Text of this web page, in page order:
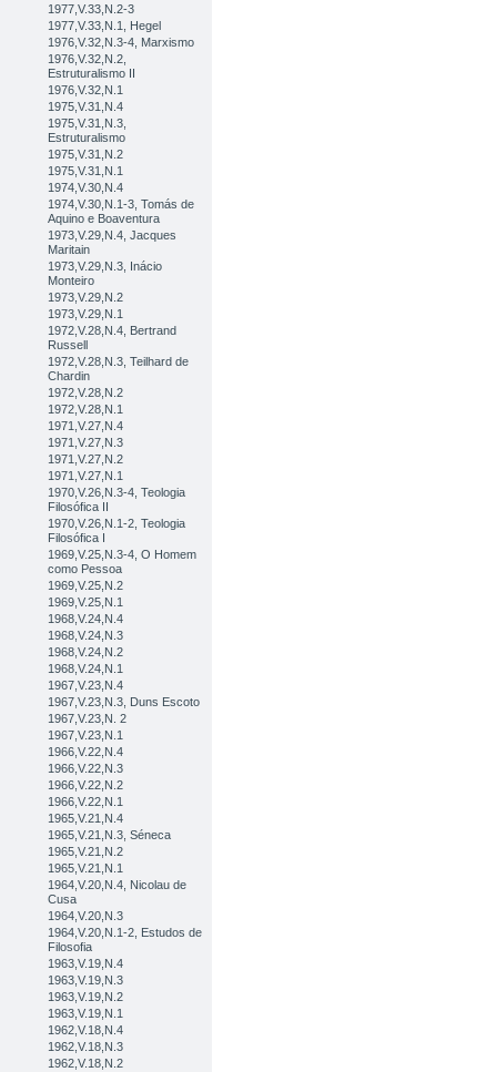
1977,V.33,N.2-3
1977,V.33,N.1, Hegel
1976,V.32,N.3-4, Marxismo
1976,V.32,N.2,
Estruturalismo II
1976,V.32,N.1
1975,V.31,N.4
1975,V.31,N.3,
Estruturalismo
1975,V.31,N.2
1975,V.31,N.1
1974,V.30,N.4
1974,V.30,N.1-3, Tomás de
Aquino e Boaventura
1973,V.29,N.4, Jacques
Maritain
1973,V.29,N.3, Inácio
Monteiro
1973,V.29,N.2
1973,V.29,N.1
1972,V.28,N.4, Bertrand
Russell
1972,V.28,N.3, Teilhard de
Chardin
1972,V.28,N.2
1972,V.28,N.1
1971,V.27,N.4
1971,V.27,N.3
1971,V.27,N.2
1971,V.27,N.1
1970,V.26,N.3-4, Teologia
Filosófica II
1970,V.26,N.1-2, Teologia
Filosófica I
1969,V.25,N.3-4, O Homem
como Pessoa
1969,V.25,N.2
1969,V.25,N.1
1968,V.24,N.4
1968,V.24,N.3
1968,V.24,N.2
1968,V.24,N.1
1967,V.23,N.4
1967,V.23,N.3, Duns Escoto
1967,V.23,N. 2
1967,V.23,N.1
1966,V.22,N.4
1966,V.22,N.3
1966,V.22,N.2
1966,V.22,N.1
1965,V.21,N.4
1965,V.21,N.3, Séneca
1965,V.21,N.2
1965,V.21,N.1
1964,V.20,N.4, Nicolau de
Cusa
1964,V.20,N.3
1964,V.20,N.1-2, Estudos de
Filosofia
1963,V.19,N.4
1963,V.19,N.3
1963,V.19,N.2
1963,V.19,N.1
1962,V.18,N.4
1962,V.18,N.3
1962,V.18,N.2